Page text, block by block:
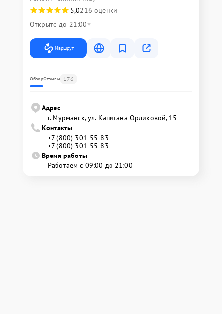
5,0216 оценки
Открыто до 21:00
Маршрут
ОбзорОтзывы 176
Адрес
г. Мурманск, ул. Капитана Орликовой, 15
Контакты
+7 (800) 301-55-83
+7 (800) 301-55-83
Время работы
Работаем с 09:00 до 21:00